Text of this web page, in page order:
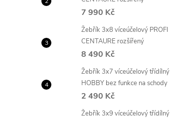
7 990 Kč
Žebřík 3x8 víceúčelový PROFI
CENTAURE rozšířený
8 490 Kč
Žebřík 3x7 víceúčelový třídílný
HOBBY bez funkce na schody
2 490 Kč
Žebřík 3x9 víceúčelový třídílný